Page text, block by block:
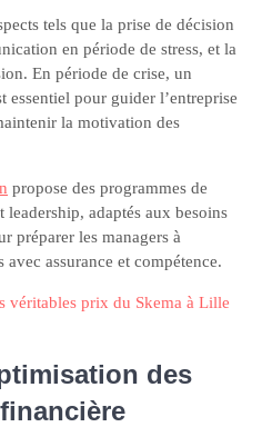
tels que la prise de décision
en période de stress, et la
En période de crise, un
essentiel pour guider l’entreprise
la motivation des
propose des programmes de
adaptés aux besoins
préparer les managers à
assurance et compétence.
véritables prix du Skema à Lille
des